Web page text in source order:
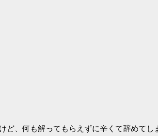
ど、何も解ってもらえずに辛くて辞めてし